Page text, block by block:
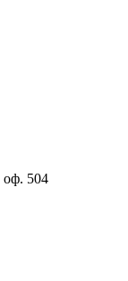
оф. 504